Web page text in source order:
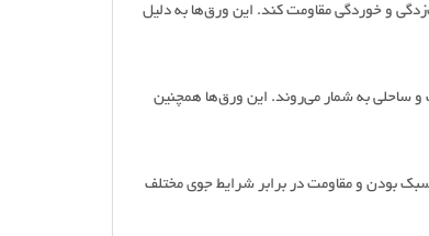
و خوردگی مقاومت کند. این ورق‌ها به دلیل
و ساحلی به شمار می‌روند. این ورق‌ها همچنین
بودن و مقاومت در برابر شرایط جوی مختلف